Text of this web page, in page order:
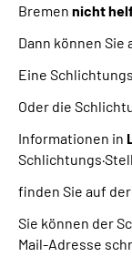
Bremen nicht
Dann können Sie
Eine
Oder die
Informationen in
finden Sie auf
Sie können der
Mail-Adresse